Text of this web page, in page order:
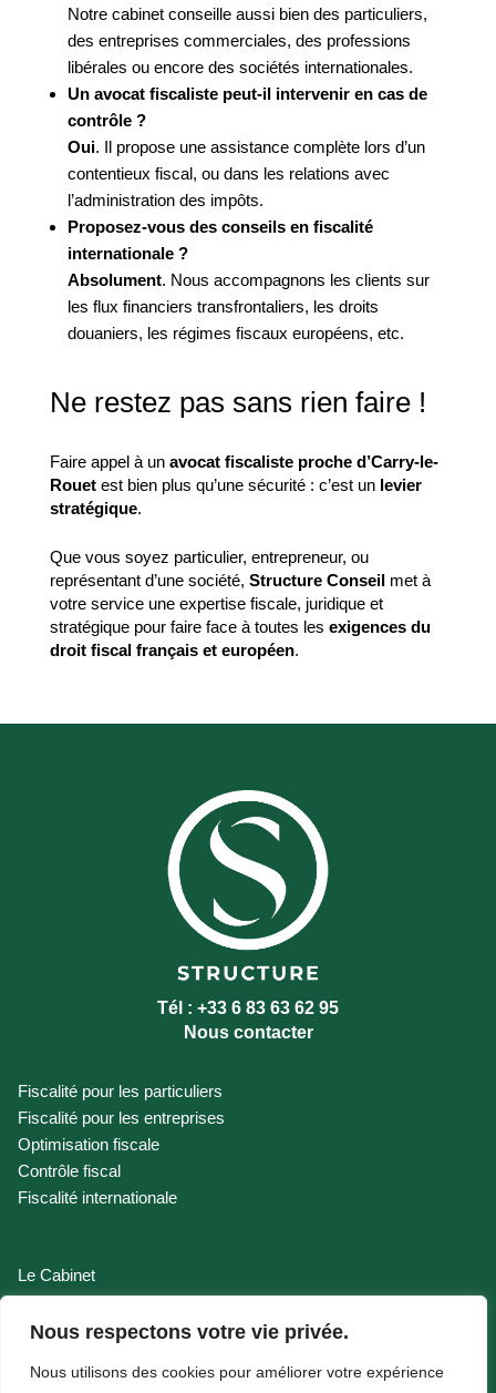
Nous respectons votre vie privée.
Nous utilisons des cookies pour améliorer votre expérience
Notre cabinet conseille aussi bien des particuliers,
des entreprises commerciales, des professions
libérales ou encore des sociétés internationales.
Un avocat fiscaliste peut-il intervenir en cas de
contrôle ?
Oui. Il propose une assistance complète lors d’un
contentieux fiscal, ou dans les relations avec
l’administration des impôts.
Proposez-vous des conseils en fiscalité
internationale ?
Absolument. Nous accompagnons les clients sur
les flux financiers transfrontaliers, les droits
douaniers, les régimes fiscaux européens, etc.
Ne restez pas sans rien faire !
Faire appel à un avocat fiscaliste proche d’Carry-le-
Rouetest bien plus qu’une sécurité : c’est un levier
stratégique.
Que vous soyez particulier, entrepreneur, ou
représentant d’une société, Structure Conseilmet à
votre service une expertise fiscale, juridique et
stratégique pour faire face à toutes les exigences du
droit fiscal français et européen.
Tél : +33 6 83 63 62 95
Nous contacter
Fiscalité pour les particuliers
Fiscalité pour les entreprises
Optimisation fiscale
Contrôle fiscal
Fiscalité internationale
Le Cabinet
Nos Honoraires
Contact